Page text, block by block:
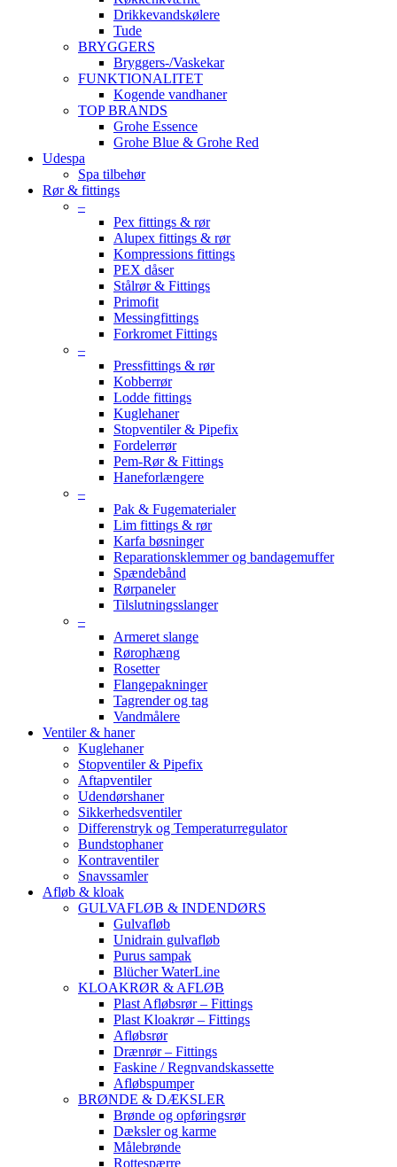
Drikkevandskølere
Tude
BRYGGERS
Bryggers-/Vaskekar
FUNKTIONALITET
Kogende vandhaner
TOP BRANDS
Grohe Essence
Grohe Blue & Grohe Red
Udespa
Spa tilbehør
Rør & fittings
–
Pex fittings & rør
Alupex fittings & rør
Kompressions fittings
PEX dåser
Stålrør & Fittings
Primofit
Messingfittings
Forkromet Fittings
–
Pressfittings & rør
Kobberrør
Lodde fittings
Kuglehaner
Stopventiler & Pipefix
Fordelerrør
Pem-Rør & Fittings
Haneforlængere
–
Pak & Fugematerialer
Lim fittings & rør
Karfa bøsninger
Reparationsklemmer og bandagemuffer
Spændebånd
Rørpaneler
Tilslutningsslanger
–
Armeret slange
Rørophæng
Rosetter
Flangepakninger
Tagrender og tag
Vandmålere
Ventiler & haner
Kuglehaner
Stopventiler & Pipefix
Aftapventiler
Udendørshaner
Sikkerhedsventiler
Differenstryk og Temperaturregulator
Bundstophaner
Kontraventiler
Snavssamler
Afløb & kloak
GULVAFLØB & INDENDØRS
Gulvafløb
Unidrain gulvafløb
Purus sampak
Blücher WaterLine
KLOAKRØR & AFLØB
Plast Afløbsrør – Fittings
Plast Kloakrør – Fittings
Afløbsrør
Drænrør – Fittings
Faskine / Regnvandskassette
Afløbspumper
BRØNDE & DÆKSLER
Brønde og opføringsrør
Dæksler og karme
Målebrønde
Rottespærre